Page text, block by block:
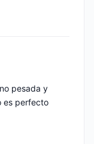
pesada y
es perfecto